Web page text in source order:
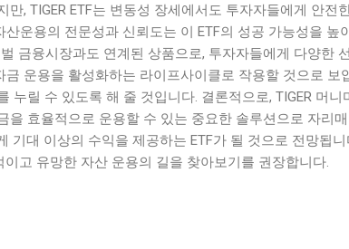
만, TIGER ETF는 변동성 장세에서도 투자자들에게 안
산운용의 전문성과 신뢰도는 이 ETF의 성공 가능성을 높
벌 금융시장과도 연계된 상품으로, 투자자들에게 다양한
금 운용을 활성화하는 라이프사이클로 작용할 것으로
누릴 수 있도록 해 줄 것입니다. 결론적으로, TIGER 머
을 효율적으로 운용할 수 있는 중요한 솔루션으로 자리
기대 이상의 수익을 제공하는 ETF가 될 것으로 전망됩
이고 유망한 자산 운용의 길을 찾아보기를 권장합니다.